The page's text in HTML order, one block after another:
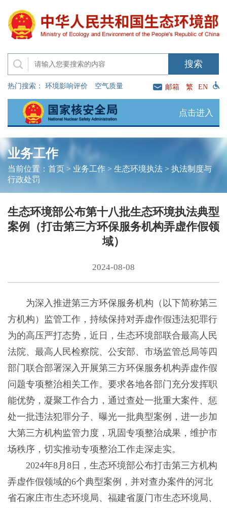
热门搜索： 环境影响评价 空气质量 邮箱 繁 EN
点击进入
业务工作
当前位置： 首页> 业务工作> 生态环境执法> 执法制度与
行政处罚
生态环境部公布第十八批生态环境执法典型
案例（打击第三方环保服务机构弄虚作假领
域）
2024-08-08
为深入推进第三方环保服务机构（以下简称第三
方机构）监管工作，持续保持对弄虚作假违法犯罪行
为的高压严打态势，近日，生态环境部联合最高人民
法院、最高人民检察院、公安部、市场监管总局等四
部门联合部署深入开展第三方环保服务机构弄虚作假
问题专项整治相关工作。要求各地各部门充分发挥职
能优势，凝聚工作合力，通过查处一批重大案件、惩
处一批违法犯罪分子、曝光一批典型案例，进一步加
大第三方机构监管力度，巩固专项整治成果，维护市
场秩序，切实推动专项整治工作走深走实。
2024年8月8日，生态环境部公布打击第三方机构
弄虚作假领域的6个典型案例，并对查办案件的河北
省石家庄市生态环境局、福建省厦门市生态环境局、